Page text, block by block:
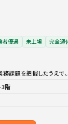
者優遇 未上場 完全週
課題を把握したうえで
3階